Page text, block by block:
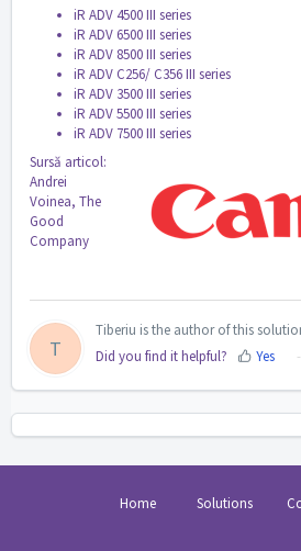
iR ADV 4500 III series
iR ADV 6500 III series
iR ADV 8500 III series
iR ADV C256/ C356 III series
iR ADV 3500 III series
iR ADV 5500 III series
iR ADV 7500 III series
Sursă articol:
Andrei
Voinea, The
Good
Company
T
Tiberiu is the author of this
Did you find it helpful?
Yes
Home Solutions